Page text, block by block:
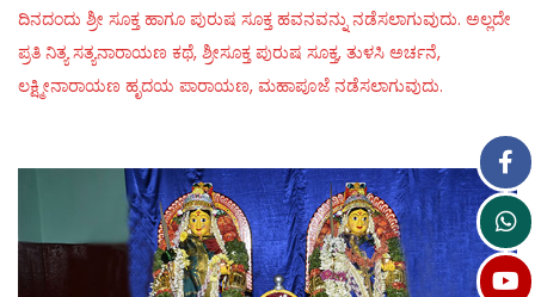
ದಿನದಂದು ಶ್ರೀ ಸೂಕ್ತ ಹಾಗೂ ಪುರುಷ ಸೂಕ್ತ ಹವನವನ್ನು ನಡೆಸಲಾಗುವುದು. ಅಲ್ಲದೇ
ಪ್ರತಿ ನಿತ್ಯ ಸತ್ಯನಾರಾಯಣ ಕಥೆ, ಶ್ರೀಸೂಕ್ತ ಪುರುಷ ಸೂಕ್ತ, ತುಳಸಿ ಅರ್ಚನೆ,
ಲಕ್ಷ್ಮೀನಾರಾಯಣ ಹೃದಯ ಪಾರಾಯಣ, ಮಹಾಪೂಜೆ ನಡೆಸಲಾಗುವುದು.